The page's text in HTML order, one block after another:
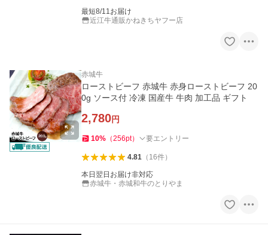
最短8/11お届け
近江牛通販かねきちヤフー店
赤城牛
ローストビーフ 赤城牛 赤身ローストビーフ 20
0g ソース付 冷凍 国産牛 牛肉 加工品 ギフト
2,780円
10% （256pt） 要エントリー
4.81（ 16件）
本日翌日お届け非対応
赤城牛・赤城和牛のとりやま